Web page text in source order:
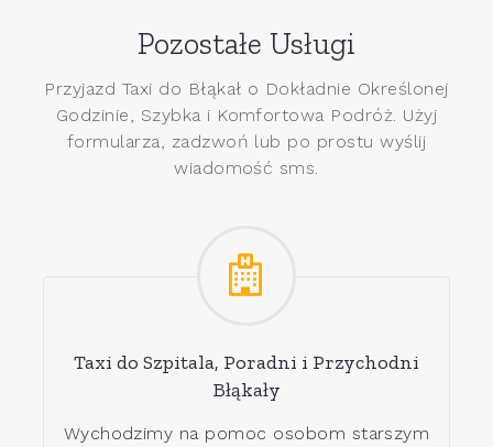
Pozostałe Usługi
Przyjazd Taxi do Błąkał o Dokładnie Określonej
Godzinie, Szybka i Komfortowa Podróż. Użyj
formularza, zadzwoń lub po prostu wyślij
wiadomość sms.
Taxi do Szpitala, Poradni i Przychodni
Błąkały
Wychodzimy na pomoc osobom starszym